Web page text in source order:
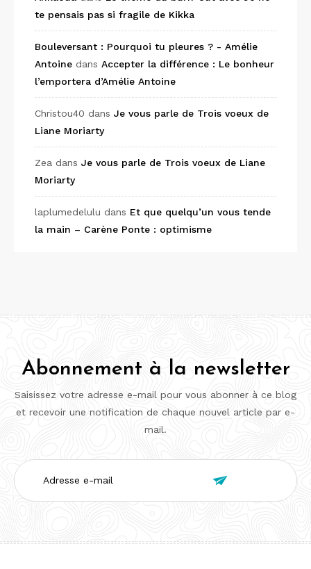
te pensais pas si fragile de Kikka
Bouleversant : Pourquoi tu pleures ? - Amélie
Antoine dans Accepter la différence : Le bonheur
l’emportera d’Amélie Antoine
Christou40 dans Je vous parle de Trois voeux de
Liane Moriarty
Zea dans Je vous parle de Trois voeux de Liane
Moriarty
laplumedelulu dans Et que quelqu’un vous tende
la main – Carène Ponte : optimisme
Abonnement à la newsletter
Saisissez votre adresse e-mail pour vous abonner à ce blog
et recevoir une notification de chaque nouvel article par e-
mail.
Adresse
e-
mail
